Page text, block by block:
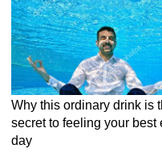
रिपोर्ट्स के अनुसार, अब
होने की प्रक्रिया में हैं। इन
गुप्ता, संदीप पाठक और
रूप लेता है, तो राज्यसभा
केजरीवाल बोले, BJP
इस पूरे घटनाक्रम पर AAP